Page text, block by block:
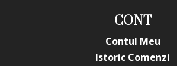
CONT
Contul Meu
Istoric Comenzi